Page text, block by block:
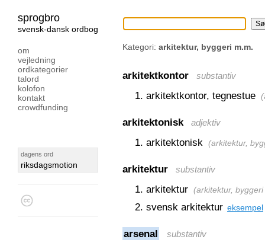
sprogbro
svensk-dansk ordbog
om
vejledning
ordkategorier
talord
kolofon
kontakt
crowdfunding
dagens ord
riksdagsmotion
Kategori: arkitektur, byggeri m.m.
arkitektkontor substantiv
arkitektkontor, tegnestue (
arkitektonisk adjektiv
arkitektonisk (arkitektur,
arkitektur substantiv
arkitektur (arkitektur,
svensk arkitektur eksempel
arsenal substantiv